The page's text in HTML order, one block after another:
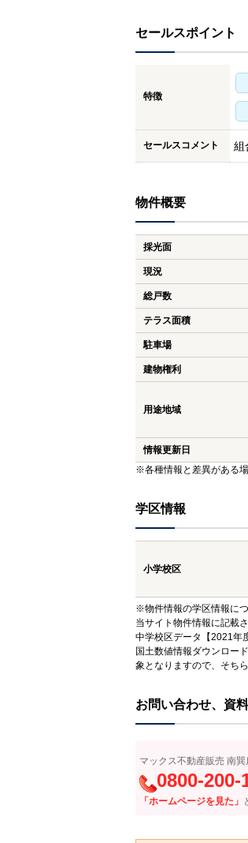
セールスポイント
特徴
セールスコメント 組
物件概要
採光面
現況
総戸数
テラス面積
駐車場
建物権利
用途地域
情報更新日
※各種情報と差異がある
学区情報
小学校区
※物件情報の学区情報に
当サイト物件情報に記載
中学校区データ【2021年
国土数値情報ダウンロー
象となりますので、そち
お問い合わせ、資
マックス不動産販売 南巽
0800-200-
「ホームページを見た」